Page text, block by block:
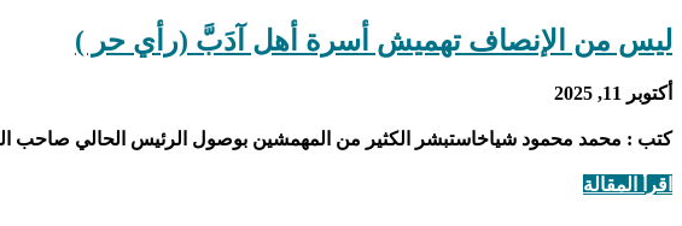
ليس من الإنصاف تهميش أسرة أهل آدَبَّ (رأي حر )
أكتوبر 11, 2025
كتب : محمد محمود شياخاستبشر الكثير من المهمشين بوصول الرئيس الحالي صاحب
اقرأ المقالة